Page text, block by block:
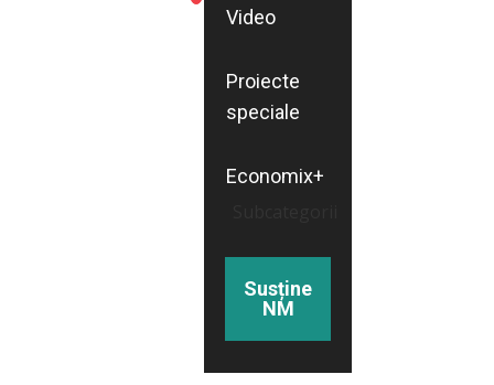
Video
Proiecte
speciale
Economix+
Susține
NM